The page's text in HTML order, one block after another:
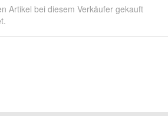
Artikel bei diesem Verkäufer gekauft